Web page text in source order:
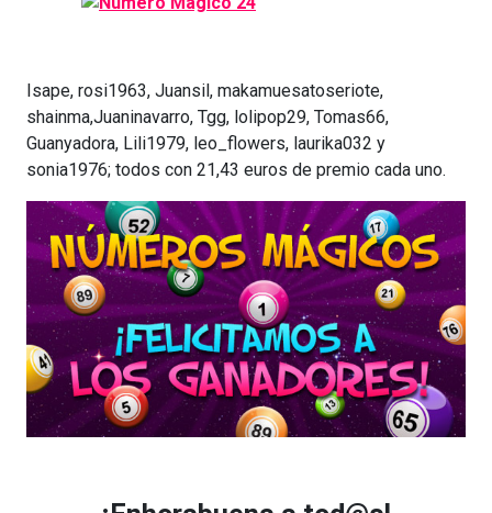
Isape, rosi1963, Juansil, makamuesatoseriote,
shainma,Juaninavarro, Tgg, lolipop29, Tomas66,
Guanyadora, Lili1979, leo_flowers, laurika032 y
sonia1976; todos con 21,43 euros de premio cada uno.